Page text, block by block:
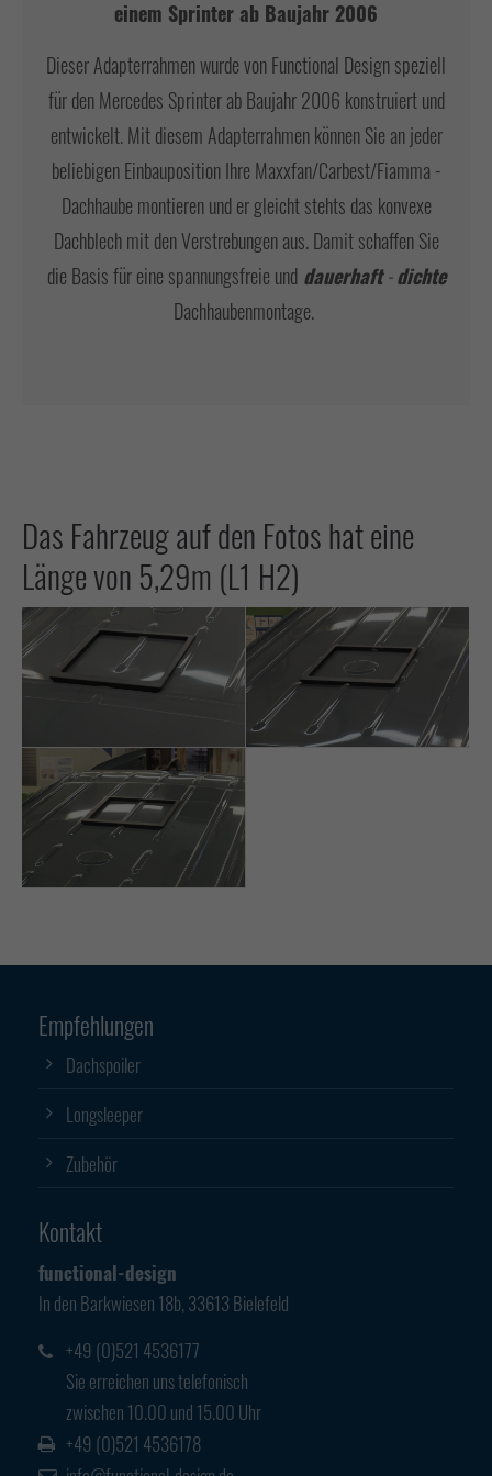
Have any questions?
Drop us a line
info@yourdomain.com
About us
Lorem ipsum dolor sit amet, consectetuer
adipiscing elit.
Aenean commodo ligula eget dolor. Aenean massa. Cum sociis
einem Sprinter ab Baujahr 2006
Dieser Adapterrahmen wurde von Functional Design speziell
für den Mercedes Sprinter ab Baujahr 2006 konstruiert und
entwickelt. Mit diesem Adapterrahmen können Sie an jeder
beliebigen Einbauposition Ihre Maxxfan/Carbest/Fiamma -
Dachhaube montieren und er gleicht stehts das konvexe
Dachblech mit den Verstrebungen aus. Damit schaffen Sie
die Basis für eine spannungsfreie unddauerhaft-dichte
Dachhaubenmontage.
Das Fahrzeug auf den Fotos hat eine
Länge von 5,29m (L1 H2)
Empfehlungen
Dachspoiler
Longsleeper
Zubehör
Kontakt
functional-design
In den Barkwiesen 18b, 33613 Bielefeld
+49 (0)521 4536177
Sie erreichen uns telefonisch
zwischen 10.00 und 15.00 Uhr
+49 (0)521 4536178